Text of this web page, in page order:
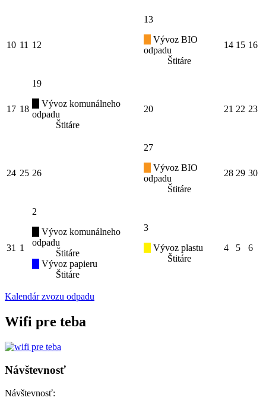
10 11 12
13
Vývoz BIO
odpadu
Štitáre
14 15 16
17 18
19
Vývoz komunálneho
odpadu
Štitáre
20 21 22 23
24 25 26
27
Vývoz BIO
odpadu
Štitáre
28 29 30
31 1
2
Vývoz komunálneho
odpadu
Štitáre
Vývoz papieru
Štitáre
3
Vývoz plastu
Štitáre
4 5 6
Kalendár zvozu odpadu
Wifi pre teba
Návštevnosť
Návštevnosť: